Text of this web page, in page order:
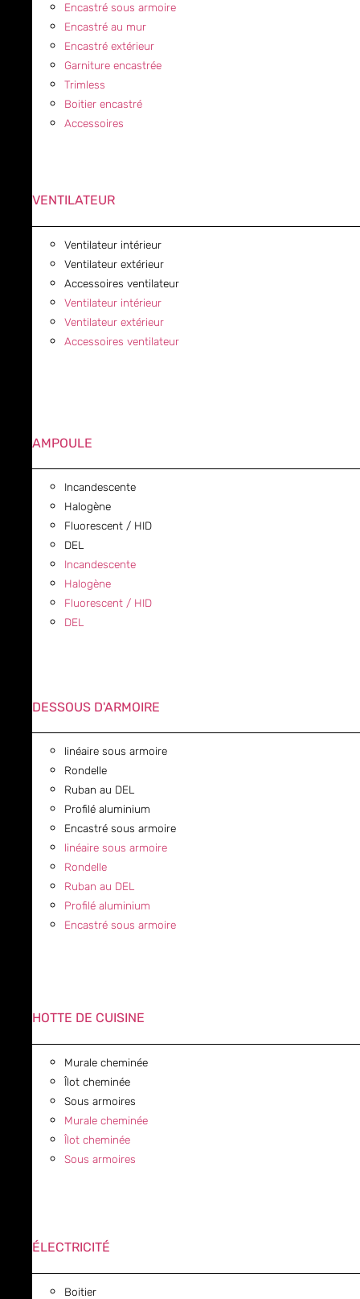
Encastré sous armoire
Encastré au mur
Encastré extérieur
Garniture encastrée
Trimless
Boitier encastré
Accessoires
VENTILATEUR
Ventilateur intérieur
Ventilateur extérieur
Accessoires ventilateur
Ventilateur intérieur
Ventilateur extérieur
Accessoires ventilateur
AMPOULE
Incandescente
Halogène
Fluorescent / HID
DEL
Incandescente
Halogène
Fluorescent / HID
DEL
DESSOUS D'ARMOIRE
linéaire sous armoire
Rondelle
Ruban au DEL
Profilé aluminium
Encastré sous armoire
linéaire sous armoire
Rondelle
Ruban au DEL
Profilé aluminium
Encastré sous armoire
HOTTE DE CUISINE
Murale cheminée
Îlot cheminée
Sous armoires
Murale cheminée
Îlot cheminée
Sous armoires
ÉLECTRICITÉ
Boitier